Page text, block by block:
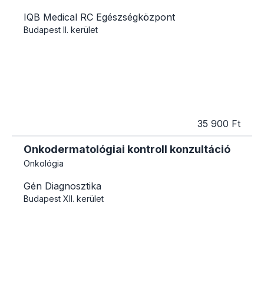
IQB Medical RC Egészségközpont
Budapest II. kerület
35 900 Ft
Onkodermatológiai kontroll konzultáció
Onkológia
Gén Diagnosztika
Budapest XII. kerület